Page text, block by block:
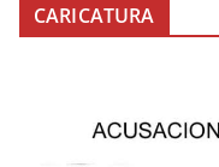
CARICATURA